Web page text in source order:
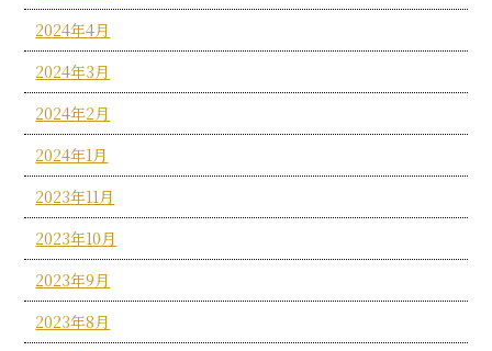
2024年4月
2024年3月
2024年2月
2024年1月
2023年11月
2023年10月
2023年9月
2023年8月